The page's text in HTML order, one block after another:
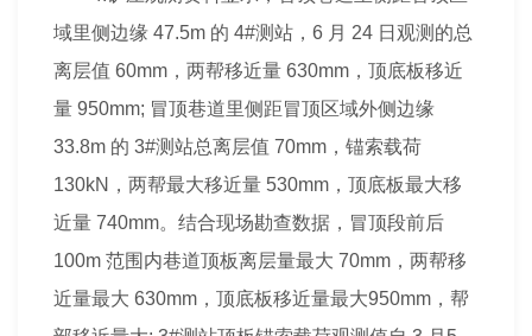
域里侧边缘 47.5m 的 4#测站，6 月 24 日观测的总
离层值 60mm，两帮移近量 630mm，顶底板移近
量 950mm; 冒顶巷道里侧距冒顶区域外侧边缘
33.8m 的 3#测站总离层值 70mm，锚索载荷
130kN，两帮最大移近量 530mm，顶底板最大移
近量 740mm。结合现场勘查数据，冒顶段前后
100m 范围内巷道顶板离层量最大 70mm，两帮移
近量最大 630mm，顶底板移近量最大950mm，帮